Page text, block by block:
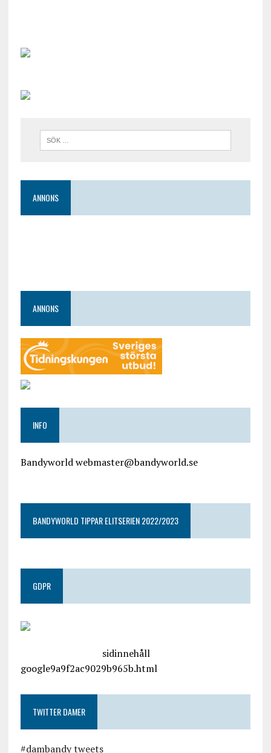
ANNONS
ANNONS
INFO
Bandyworld webmaster@bandyworld.se
BANDYWORLD TIPPAR ELITSERIEN 2022/2023
GDPR
sidinnehåll
google9a9f2ac9029b965b.html
TWITTER DAMER
#dambandy tweets